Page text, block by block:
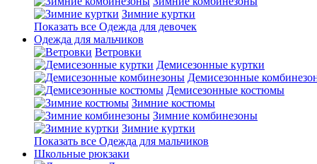
Зимние куртки
Показать все Одежда для девочек
Одежда для мальчиков
Ветровки
Демисезонные куртки
Демисезонные
Демисезонные костюмы
Зимние костюмы
Зимние комбинезоны
Зимние куртки
Показать все Одежда для мальчиков
Школьные рюкзаки